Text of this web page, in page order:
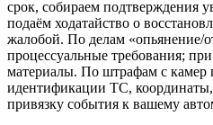
срок, собираем подтверждения
подаём ходатайство о
жалобой. По делам «опьянение/
процессуальные требования;
материалы. По штрафам с камер
идентификации ТС,
привязку события к вашему